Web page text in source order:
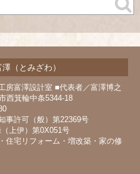
（とみざわ）
房富澤設計室 ■代表者／富澤博之
西箕輪中条5344-18
許可（般）第22369号
上伊）第0X051号
住宅リフォーム・増改築・家の修